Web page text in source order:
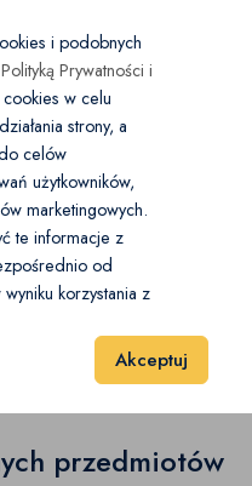
×
PLN
20 60
przedmiotów
i podobnych
Polityką Prywatności i
cookies w celu
strony, a
celów
użytkowników,
marketingowych.
te informacje z
od
korzystania z
Akceptuj